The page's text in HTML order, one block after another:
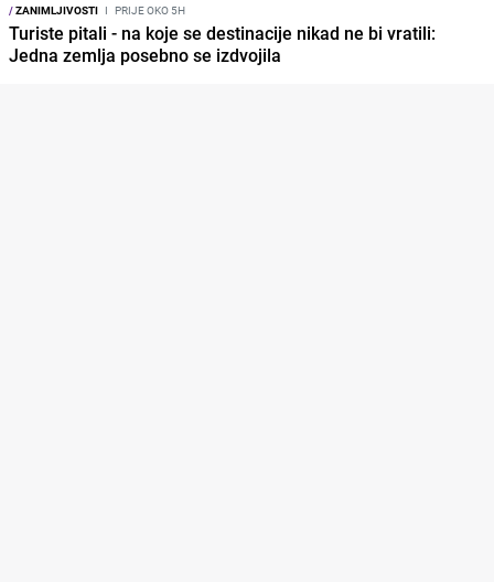
/ZANIMLJIVOSTI I PRIJE OKO 5H
Turiste pitali - na koje se destinacije nikad ne bi vratili:
Jedna zemlja posebno se izdvojila